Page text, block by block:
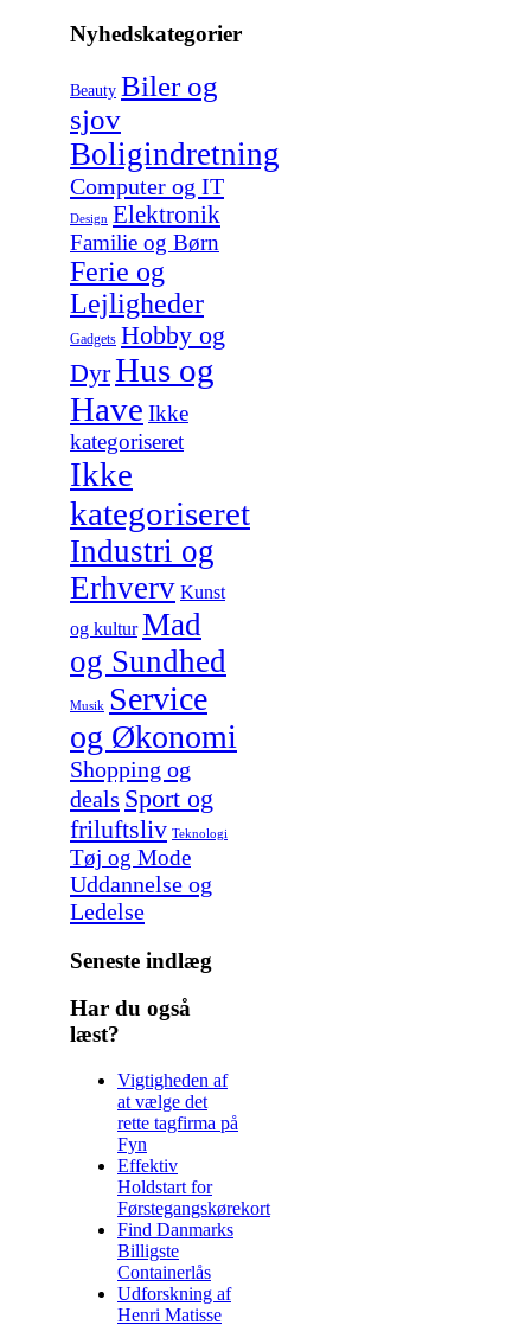
Nyhedskategorier
Beauty Biler og
sjov
Boligindretning
Computer og IT
Design Elektronik
Familie og Børn
Ferie og
Lejligheder
Gadgets Hobby og
DyrHus og
Have Ikke
kategoriseret
Ikke
kategoriseret
Industri og
Erhverv Kunst
og kultur Mad
og Sundhed
Musik Service
og Økonomi
Shopping og
deals Sport og
friluftsliv Teknologi
Tøj og Mode
Uddannelse og
Ledelse
Seneste indlæg
Har du også
læst?
Vigtigheden af
at vælge det
rette tagfirma på
Fyn
Effektiv
Holdstart for
Førstegangskørekort
Find Danmarks
Billigste
Containerlås
Udforskning af
Henri Matisse